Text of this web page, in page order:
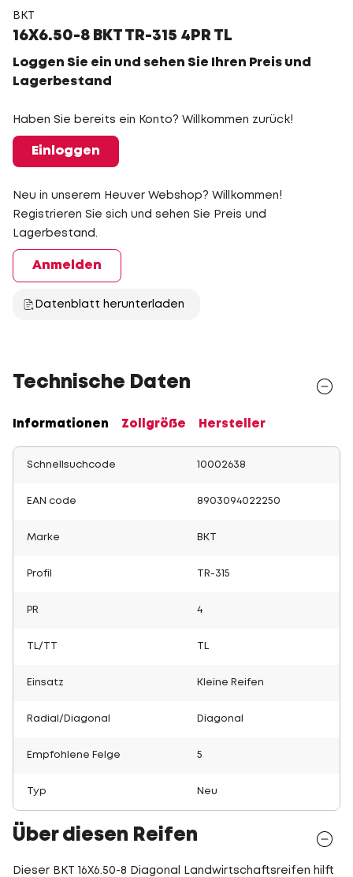
BKT
16X6.50-8 BKT TR-315 4PR TL
Loggen Sie ein und sehen Sie Ihren Preis und
Lagerbestand
Haben Sie bereits ein Konto? Willkommen zurück!
Einloggen
Neu in unserem Heuver Webshop? Willkommen!
Registrieren Sie sich und sehen Sie Preis und
Lagerbestand.
Anmelden
Datenblatt herunterladen
Technische Daten
Informationen Zollgröße Hersteller
Schnellsuchcode 10002638
EAN code 8903094022250
Marke BKT
Profil TR-315
PR 4
TL/TT
Einsatz Kleine Reifen
Radial/Diagonal Diagonal
Empfohlene Felge 5
Typ Neu
Über diesen Reifen
Dieser BKT 16X6.50-8 Diagonal Landwirtschaftsreifen hilft